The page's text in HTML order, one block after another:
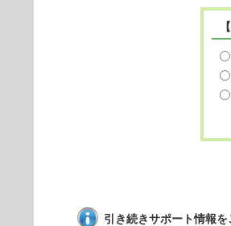
引き続きサポート情報を